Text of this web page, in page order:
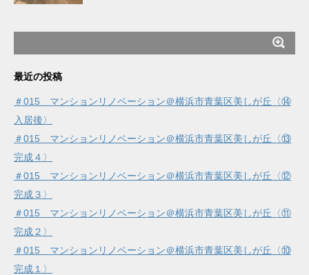
最近の投稿
＃015 マンションリノベーション＠横浜市青葉区美しが丘〈⑭
入居後〉
＃015 マンションリノベーション＠横浜市青葉区美しが丘〈⑬
完成４〉
＃015 マンションリノベーション＠横浜市青葉区美しが丘〈⑫
完成３〉
＃015 マンションリノベーション＠横浜市青葉区美しが丘〈⑪
完成２〉
＃015 マンションリノベーション＠横浜市青葉区美しが丘〈⑩
完成１〉